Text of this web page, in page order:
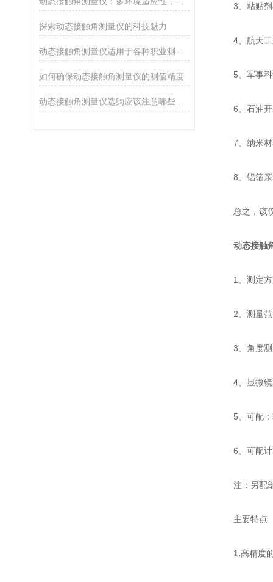
探索动态接触角测量仪的科技魅力
如何确保动态接触角测量仪的测值精度
动态接触角测量仪选购应该注意哪些问题并进行说明
3、粘贴剂
4、航天工
5、军事科
6、石油开
7、纳米材
8、铝箔亲
总之，该仪
动态接触
1、测定方
2、测量范
3、角度测
4、显微镜
5、可配：
6、可配计
注：另配部
主要特点
1.高精度